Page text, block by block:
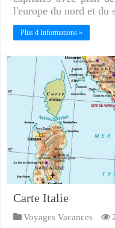
l'europe du nord et du
Plus d Informations »
Carte Italie
Voyages Vacances